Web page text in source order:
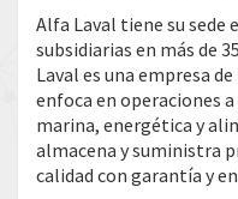
Alfa Laval tiene su sede
subsidiarias en más de
Laval es una empresa
enfoca en operaciones
marina, energética y
almacena y suministra
calidad con garantía y